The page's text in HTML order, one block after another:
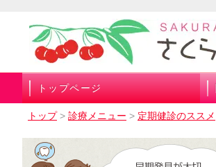
トップページ
トップ > 診療メニュー > 定期健診のススメ